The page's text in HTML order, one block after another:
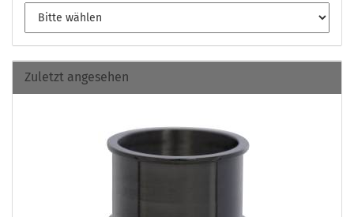
Zuletzt angesehen